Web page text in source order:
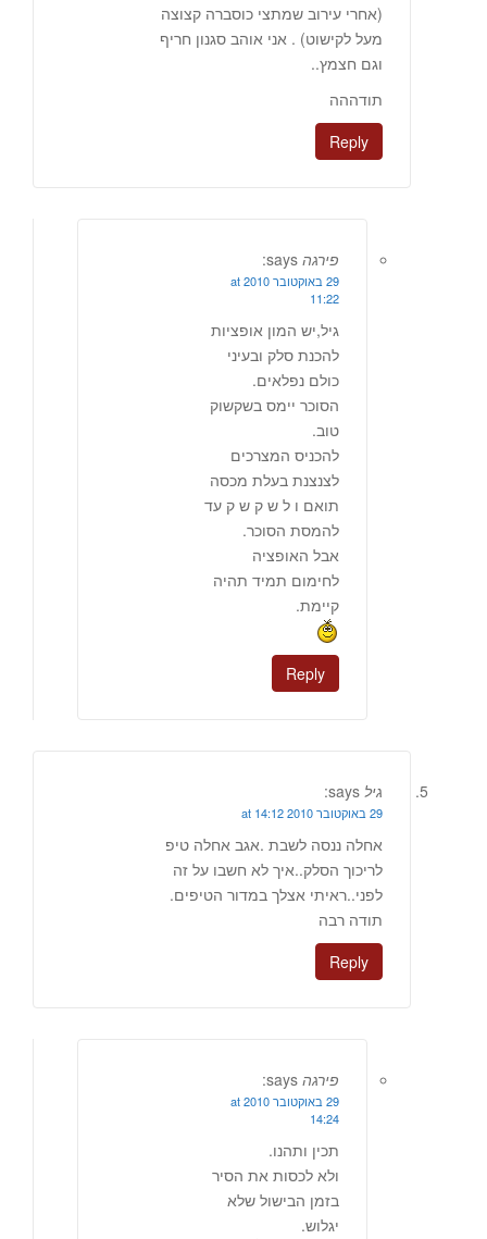
(אחרי עירוב שמתצי כוסברה קצוצה
מעל לקישוט) . אני אוהב סגנון חריף
וגם חצמץ..
תודההה
Reply
פירגה says:
29 באוקטובר 2010 at
11:22
גיל,יש המון אופציות
להכנת סלק ובעיני
כולם נפלאים.
הסוכר יימס בשקשוק
טוב.
להכניס המצרכים
לצנצנת בעלת מכסה
תואם ו ל ש ק ש ק עד
להמסת הסוכר.
אבל האופציה
לחימום תמיד תהיה
קיימת.
Reply
גיל says:
29 באוקטובר 2010 at 14:12
אחלה ננסה לשבת .אגב אחלה טיפ
לריכוך הסלק..איך לא חשבו על זה
לפני..ראיתי אצלך במדור הטיפים.
תודה רבה
Reply
פירגה says:
29 באוקטובר 2010 at
14:24
תכין ותהנו.
ולא לכסות את הסיר
בזמן הבישול שלא
יגלוש.